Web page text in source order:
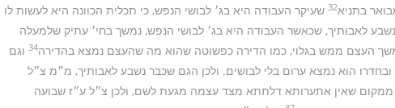
בתניא32 שעיקר העבודה היא בג׳ לבושי הנפש, כי תכלית הכוונה היא לעשות לו
לאבותיך, שכאשר העבודה היא בג׳ לבושי הנפש, נמשך בחי׳ עתיק שלמעלה
העצם ממש בגלוי, כמו הדירה כפשוטה שהוא מה שהעצם נמצא בהדירה34 וגם
ובחדרו הוא נמצא ערום בלי לבושים. ולכן הגם שכבר נשבע לאבותיך, מ״מ צ״ל
שאין אתערותא דלתתא מצד עצמה מגעת לשם, ולכן צ״ל ע״ז שבועה